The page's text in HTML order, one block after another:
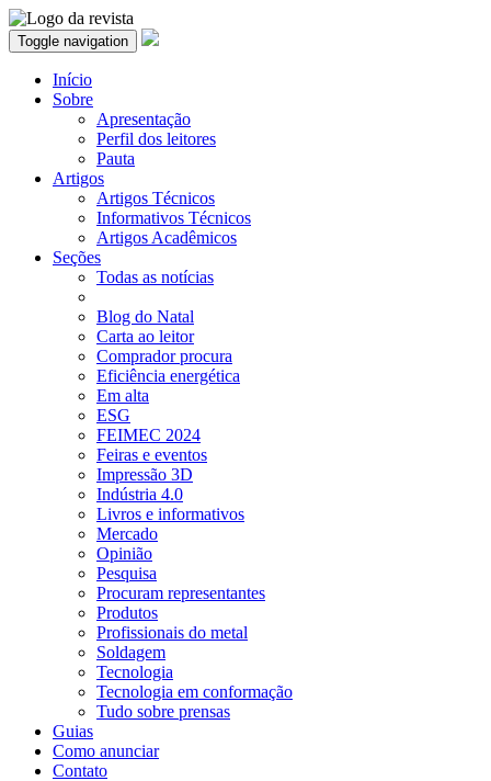
Toggle navigation
Início
Sobre
Apresentação
Perfil dos leitores
Pauta
Artigos
Artigos Técnicos
Informativos Técnicos
Artigos Acadêmicos
Seções
Todas as notícias
Blog do Natal
Carta ao leitor
Comprador procura
Eficiência energética
Em alta
ESG
FEIMEC 2024
Feiras e eventos
Impressão 3D
Indústria 4.0
Livros e informativos
Mercado
Opinião
Pesquisa
Procuram representantes
Produtos
Profissionais do metal
Soldagem
Tecnologia
Tecnologia em conformação
Tudo sobre prensas
Guias
Como anunciar
Contato